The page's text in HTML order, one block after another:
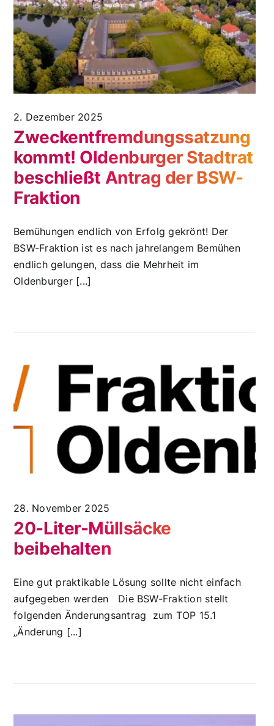
Zweckentfremdungssatzung
kommt! Oldenburger Stadtrat
beschließt Antrag der BSW-
Fraktion
2. Dezember 2025
Bemühungen endlich von Erfolg gekrönt! Der
BSW-Fraktion ist es nach jahrelangem Bemühen
endlich gelungen, dass die Mehrheit im
Oldenburger [...]
20-Liter-Müllsäcke
beibehalten
28. November 2025
Eine gut praktikable Lösung sollte nicht einfach
aufgegeben werden Die BSW-Fraktion stellt
folgenden Änderungsantrag zum TOP 15.1
„Änderung [...]